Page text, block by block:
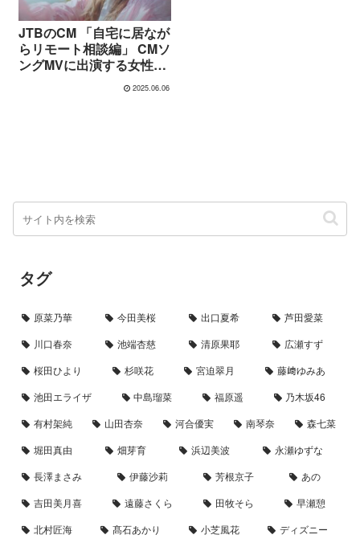
JTBのCM 「自宅に居なが
らリモート相談編」 CMソ
ングMVに出演する女性と
は? CMソング マルシィ
2025.06.06
タグ
原菜乃華 今田美桜 出口夏希
芦田愛菜
川口春奈
池端杏慈 清原果耶
広瀬すず
桜田ひより
杉咲花 宮迫翠月
藤﨑ゆみあ
池田エライザ
中島瑠菜 福原遥
乃木坂46
有村架純
山田杏奈 河合優実 南琴奈
森七菜
堀田真由
畑芽育 浜辺美波
永瀬ゆずな
長澤まさみ
伊藤沙莉 芳根京子
あの
吉田美月喜
遠藤さくら 田牧そら
早瀬憩
北村匠海
髙石あかり 小芝風花
ディズニー